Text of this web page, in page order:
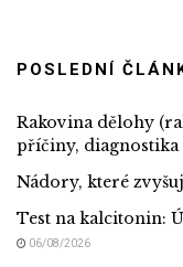
POSLEDNÍ
Rakovina dělohy
příčiny, diagnostika
Nádory, které
Test na kalcitonin:
06/08/2026